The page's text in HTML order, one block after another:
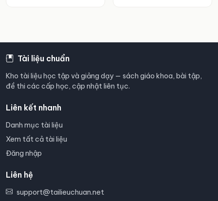
Tài liệu chuẩn
Kho tài liệu học tập và giảng dạy — sách giáo khoa, bài tập,
đề thi các cấp học, cập nhật liên tục.
Liên kết nhanh
Danh mục tài liệu
Xem tất cả tài liệu
Đăng nhập
Liên hệ
support@tailieuchuan.net